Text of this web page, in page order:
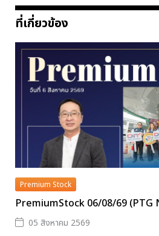
ที่เกี่ยวข้อง
Premium Stock
PremiumStock 06/08/69 (PTG
05 สิงหาคม 2569